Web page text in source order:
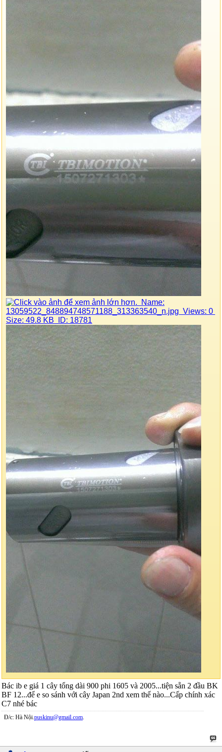
Bác ib e giá 1 cây tổng dài 900 phi 1605 và 2005...tiện sẵn 2 đầu BK
BF 12...để e so sánh với cây Japan 2nd xem thế nào...Cấp chính xác
C7 nhé bác
Đ/c: Hà Nội.puskinu@gmail.com.